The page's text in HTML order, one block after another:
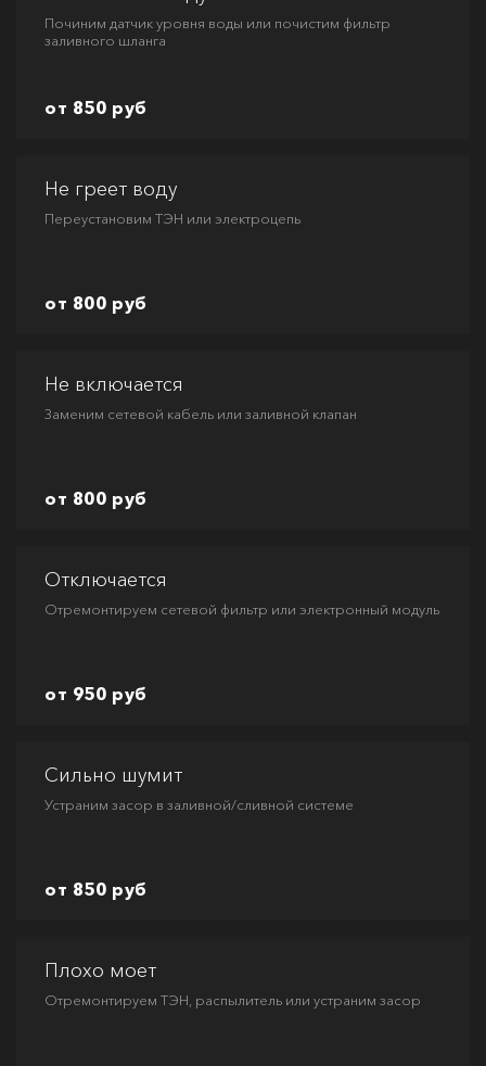
Починим датчик уровня воды или почистим фильтр
заливного шланга
от 850 руб
Не греет воду
Переустановим ТЭН или электроцепь
от 800 руб
Не включается
Заменим сетевой кабель или заливной клапан
от 800 руб
Отключается
Отремонтируем сетевой фильтр или электронный модуль
от 950 руб
Сильно шумит
Устраним засор в заливной/сливной системе
от 850 руб
Плохо моет
Отремонтируем ТЭН, распылитель или устраним засор